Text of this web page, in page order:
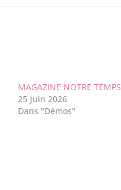
MAGAZINE NOTRE TEMPS
25 juin 2026
Dans "Démos"